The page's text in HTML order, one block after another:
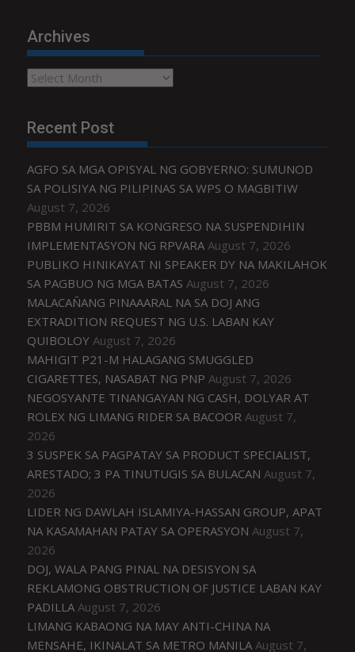
Archives
Archives
Recent Post
AGFO SA MGA OPISYAL NG GOBYERNO: SUMUNOD
SA POLISIYA NG PILIPINAS SA WPS O MAGBITIW
August 7, 2026
PBBM HUMIRIT SA KONGRESO NA SUSPENDIHIN
IMPLEMENTASYON NG RPVARA August 7, 2026
PUBLIKO HINIKAYAT NI SPEAKER DY NA MAKILAHOK
SA PAGBUO NG MGA BATAS August 7, 2026
MALACAÑANG PINAAARAL NA SA DOJ ANG
EXTRADITION REQUEST NG U.S. LABAN KAY
QUIBOLOY August 7, 2026
MAHIGIT P21-M HALAGANG SMUGGLED
CIGARETTES, NASABAT NG PNP August 7, 2026
NEGOSYANTE TINANGAYAN NG CASH, DOLYAR AT
ROLEX NG LIMANG RIDER SA BACOOR August 7,
2026
3 SUSPEK SA PAGPATAY SA PRODUCT SPECIALIST,
ARESTADO; 3 PA TINUTUGIS SA BULACAN August 7,
2026
LIDER NG DAWLAH ISLAMIYA-HASSAN GROUP, APAT
NA KASAMAHAN PATAY SA OPERASYON August 7,
2026
DOJ, WALA PANG PINAL NA DESISYON SA
REKLAMONG OBSTRUCTION OF JUSTICE LABAN KAY
PADILLA August 7, 2026
LIMANG KABAONG NA MAY ANTI-CHINA NA
MENSAHE, IKINALAT SA METRO MANILA August 7,